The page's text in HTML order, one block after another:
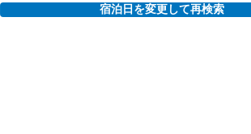
宿泊日を変更して再検索